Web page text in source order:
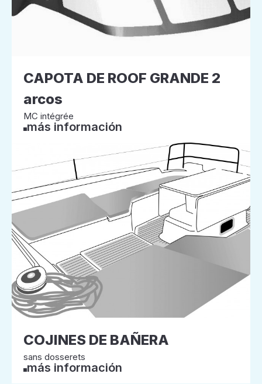
CAPOTA DE ROOF GRANDE 2
arcos
MC intégrée
más información
COJINES DE BAÑERA
sans dosserets
más información